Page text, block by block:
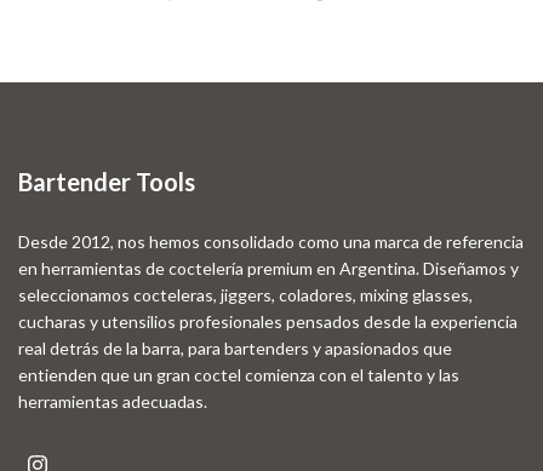
Bartender Tools
Desde 2012, nos hemos consolidado como una marca de referencia
en herramientas de coctelería premium en Argentina. Diseñamos y
seleccionamos cocteleras, jiggers, coladores, mixing glasses,
cucharas y utensilios profesionales pensados desde la experiencia
real detrás de la barra, para bartenders y apasionados que
entienden que un gran coctel comienza con el talento y las
herramientas adecuadas.